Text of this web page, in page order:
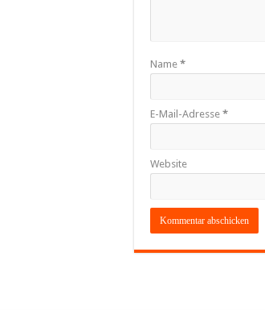
Name *
E-Mail-Adresse *
Website